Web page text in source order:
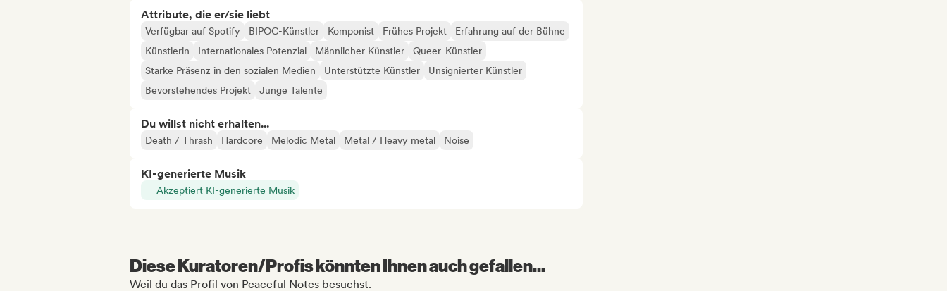
Attribute, die er/sie liebt
Verfügbar auf Spotify BIPOC-Künstler Komponist Frühes Projekt
Erfahrung auf der Bühne
Künstlerin
Internationales Potenzial Männlicher Künstler
Queer-Künstler
Starke Präsenz in den sozialen Medien
Unterstützte Künstler
Unsignierter Künstler
Bevorstehendes Projekt
Junge Talente
Du willst nicht erhalten...
Death / Thrash Hardcore Melodic Metal Metal / Heavy metal Noise
KI-generierte Musik
Akzeptiert KI-generierte Musik
Diese Kuratoren/Profis könnten Ihnen auch gefallen...
Weil du das Profil von Peaceful Notes besuchst.